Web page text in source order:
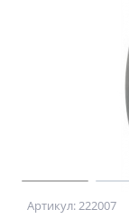
Артикул: 222007